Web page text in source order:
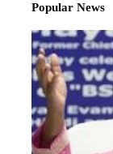
Popular News